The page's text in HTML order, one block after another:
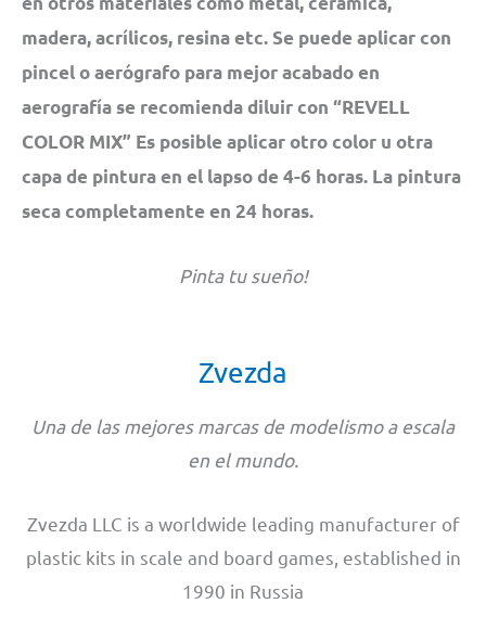
madera, acrílicos, resina etc. Se puede aplicar con
pincel o aerógrafo para mejor acabado en
aerografía se recomienda diluir con “REVELL
COLOR MIX” Es posible aplicar otro color u otra
capa de pintura en el lapso de 4-6 horas. La pintura
seca completamente en 24 horas.
Pinta tu sueño!
Zvezda
Una de las mejores marcas de modelismo a escala
en el mundo.
Zvezda LLC is a worldwide leading manufacturer of
plastic kits in scale and board games, established in
1990 in Russia